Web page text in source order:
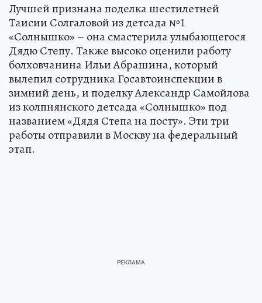
Лучшей признана поделка шестилетней
Таисии Солгаловой из детсада №1
«Солнышко» – она смастерила улыбающегося
Дядю Степу. Также высоко оценили работу
болховчанина Ильи Абрашина, который
вылепил сотрудника Госавтоинспекции в
зимний день, и поделку Александр Самойлова
из колпнянского детсада «Солнышко» под
названием «Дядя Степа на посту». Эти три
работы отправили в Москву на федеральный
этап.